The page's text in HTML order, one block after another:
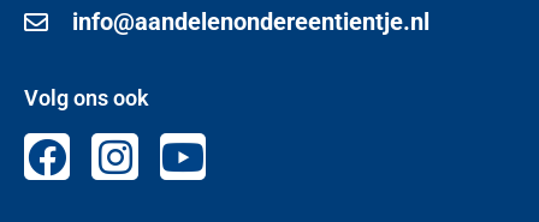
info@aandelenondereentientje.nl
Volg ons ook